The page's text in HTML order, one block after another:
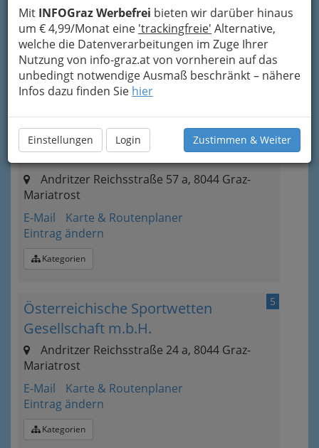
Mit INFOGraz Werbefrei bieten wir darüber hinaus
um € 4,99/Monat eine 'trackingfreie' Alternative,
welche die Datenverarbeitungen im Zuge Ihrer
Nutzung von info-graz.at von vornherein auf das
unbedingt notwendige Ausmaß beschränkt – nähere
Infos dazu finden Sie hier
Einstellungen Login Zustimmen & Weiter
Andritzer Reichsstraße 37 b, 8044 Graz-
Mariatrost
E-Mail
Karte & Routenplaner
Eintrag ändern
Kategorien
4
Österreichische Sportwetten
Gesellschaft m.b.H.
Andritzer Reichsstraße 57 a, 8044 Graz-
Mariatrost
E-Mail
Karte & Routenplaner
Eintrag ändern
Kategorien
5
Österreichische Sportwetten
Gesellschaft m.b.H.
Andritzer Reichsstraße 24 a, 8044 Graz-
Mariatrost
E-Mail
Karte & Routenplaner
Eintrag ändern
Kategorien